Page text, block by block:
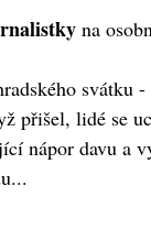
na
svátku
přišel, lidé se
nápor davu a